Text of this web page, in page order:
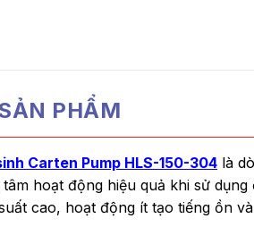
PHẨM
Carten Pump HLS-150-304 là
hoạt động hiệu quả khi sử
cao, hoạt động ít tạo tiếng ồn